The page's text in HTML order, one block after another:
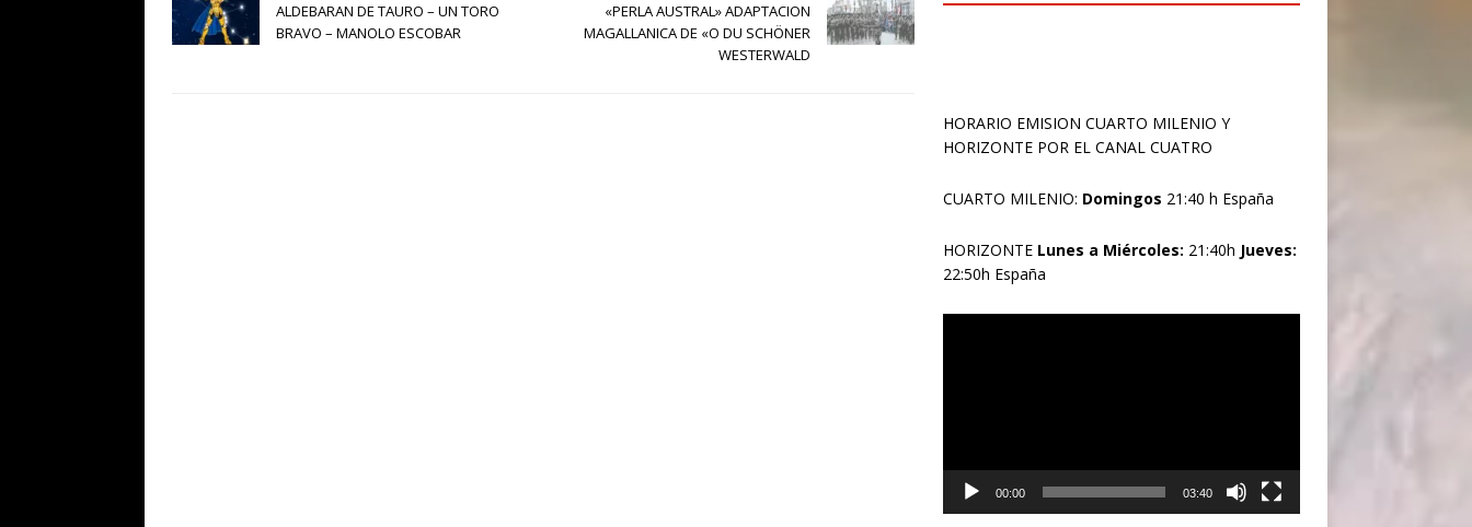
ALDEBARAN DE TAURO – UN TORO
BRAVO – MANOLO ESCOBAR
«PERLA AUSTRAL» ADAPTACION
MAGALLANICA DE «O DU SCHÖNER
WESTERWALD
HORARIO EMISION CUARTO MILENIO Y
HORIZONTE POR EL CANAL CUATRO
CUARTO MILENIO: Domingos 21:40 h España
HORIZONTE Lunes a Miércoles: 21:40h Jueves:
22:50h España
00:00 03:40